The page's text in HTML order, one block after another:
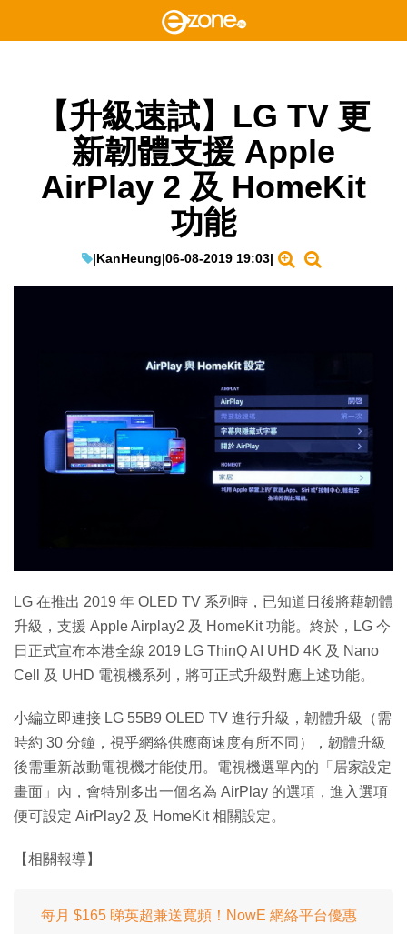
【升級速試】LG TV 更
新韌體支援 Apple
AirPlay 2 及 HomeKit
功能
|KanHeung|06-08-2019 19:03|
LG 在推出 2019 年 OLED TV 系列時，已知道日後將藉韌體
升級，支援 Apple Airplay2 及 HomeKit 功能。終於，LG 今
日正式宣布本港全線 2019 LG ThinQ AI UHD 4K 及 Nano
Cell 及 UHD 電視機系列，將可正式升級對應上述功能。
小編立即連接 LG 55B9 OLED TV 進行升級，韌體升級（需
時約 30 分鐘，視乎網絡供應商速度有所不同），韌體升級
後需重新啟動電視機才能使用。電視機選單內的「居家設定
畫面」內，會特別多出一個名為 AirPlay 的選項，進入選項
便可設定 AirPlay2 及 HomeKit 相關設定。
【相關報導】
每月 $165 睇英超兼送寬頻！NowE 網絡平台優惠